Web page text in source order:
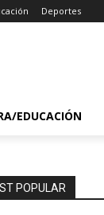
Deportes
EDUCACIÓN
POPULAR